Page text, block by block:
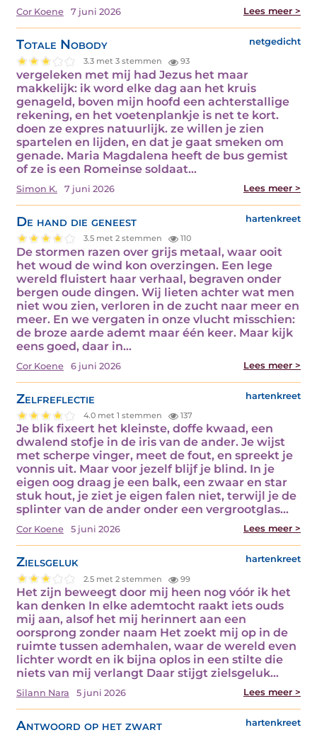
Cor Koene 7 juni 2026 Lees meer >
Totale Nobody netgedicht
3.3 met 3 stemmen 93
vergeleken met mij had Jezus het maar
makkelijk: ik word elke dag aan het kruis
genageld, boven mijn hoofd een achterstallige
rekening, en het voetenplankje is net te kort.
doen ze expres natuurlijk. ze willen je zien
spartelen en lijden, en dat je gaat smeken om
genade. Maria Magdalena heeft de bus gemist
of ze is een Romeinse soldaat…
Simon K. 7 juni 2026 Lees meer >
De hand die geneest hartenkreet
3.5 met 2 stemmen 110
De stormen razen over grijs metaal, waar ooit
het woud de wind kon overzingen. Een lege
wereld fluistert haar verhaal, begraven onder
bergen oude dingen. Wij lieten achter wat men
niet wou zien, verloren in de zucht naar meer en
meer. En we vergaten in onze vlucht misschien:
de broze aarde ademt maar één keer. Maar kijk
eens goed, daar in…
Cor Koene 6 juni 2026 Lees meer >
Zelfreflectie hartenkreet
4.0 met 1 stemmen 137
Je blik fixeert het kleinste, doffe kwaad, een
dwalend stofje in de iris van de ander. Je wijst
met scherpe vinger, meet de fout, en spreekt je
vonnis uit. Maar voor jezelf blijf je blind. In je
eigen oog draag je een balk, een zwaar en star
stuk hout, je ziet je eigen falen niet, terwijl je de
splinter van de ander onder een vergrootglas…
Cor Koene 5 juni 2026 Lees meer >
Zielsgeluk hartenkreet
2.5 met 2 stemmen 99
Het zijn beweegt door mij heen nog vóór ik het
kan denken In elke ademtocht raakt iets ouds
mij aan, alsof het mij herinnert aan een
oorsprong zonder naam Het zoekt mij op in de
ruimte tussen ademhalen, waar de wereld even
lichter wordt en ik bijna oplos in een stilte die
niets van mij verlangt Daar stijgt zielsgeluk…
Silann Nara 5 juni 2026 Lees meer >
Antwoord op het zwart hartenkreet